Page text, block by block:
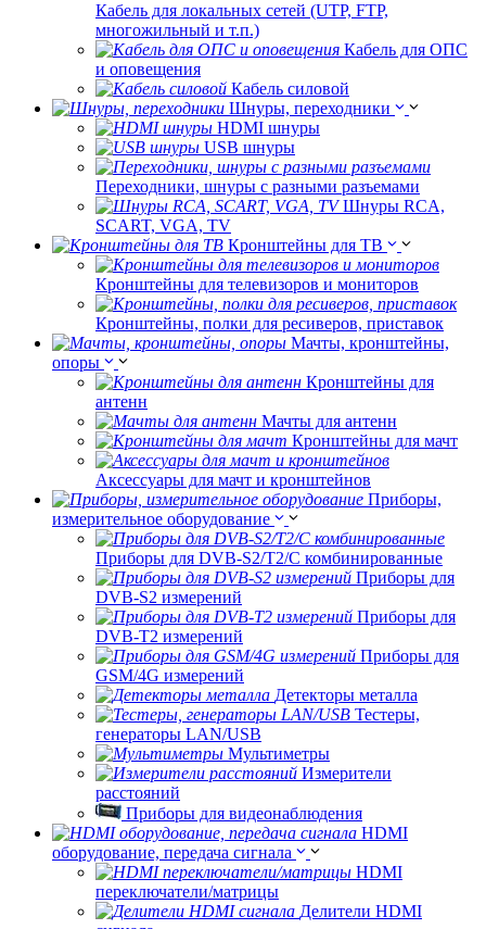
Кабель для локальных сетей (UTP, FTP,
многожильный и т.п.)
Кабель для ОПС
и оповещения
Кабель силовой
Шнуры, переходники
HDMI шнуры
USB шнуры
Переходники, шнуры с разными разъемами
Шнуры RCA,
SCART, VGA, TV
Кронштейны для ТВ
Кронштейны для телевизоров и мониторов
Кронштейны, полки для ресиверов, приставок
Мачты, кронштейны,
опоры
Кронштейны для
антенн
Мачты для антенн
Кронштейны для мачт
Аксессуары для мачт и кронштейнов
Приборы,
измерительное оборудование
Приборы для DVB-S2/T2/C комбинированные
Приборы для
DVB-S2 измерений
Приборы для
DVB-T2 измерений
Приборы для
GSM/4G измерений
Детекторы металла
Тестеры,
генераторы LAN/USB
Мультиметры
Измерители
расстояний
Приборы для видеонаблюдения
HDMI
оборудование, передача сигнала
HDMI
переключатели/матрицы
Делители HDMI